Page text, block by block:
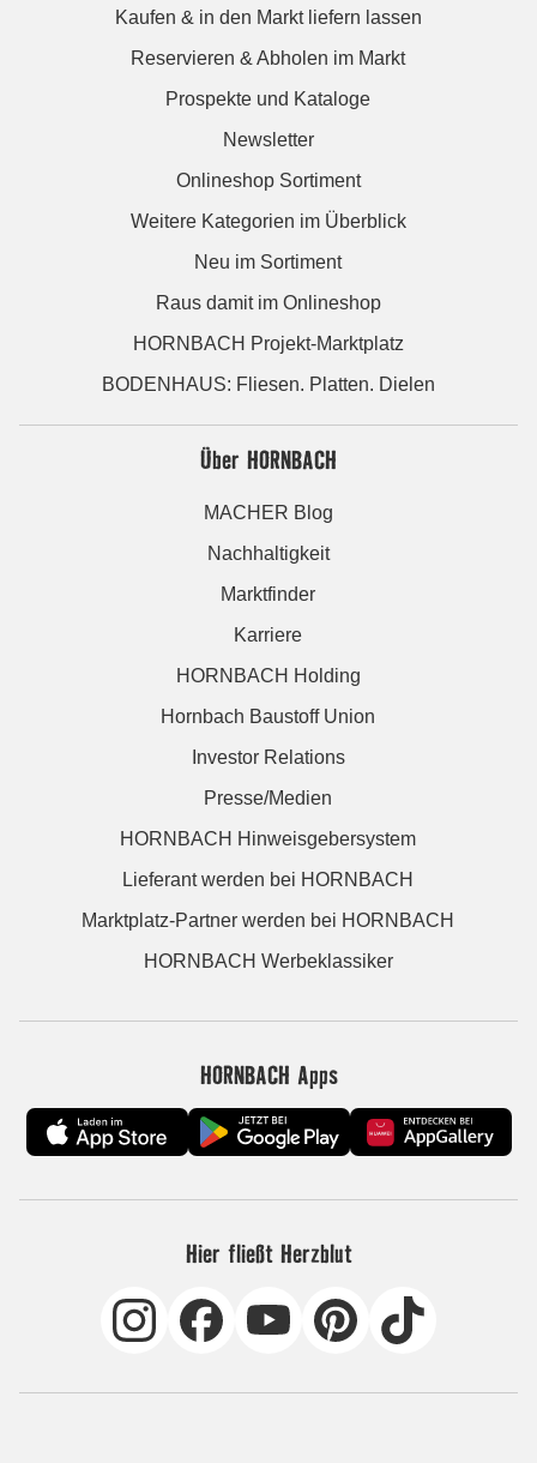
Kaufen & in den Markt liefern lassen
Reservieren & Abholen im Markt
Prospekte und Kataloge
Newsletter
Onlineshop Sortiment
Weitere Kategorien im Überblick
Neu im Sortiment
Raus damit im Onlineshop
HORNBACH Projekt-Marktplatz
BODENHAUS: Fliesen. Platten. Dielen
Über HORNBACH
MACHER Blog
Nachhaltigkeit
Marktfinder
Karriere
HORNBACH Holding
Hornbach Baustoff Union
Investor Relations
Presse/Medien
HORNBACH Hinweisgebersystem
Lieferant werden bei HORNBACH
Marktplatz-Partner werden bei HORNBACH
HORNBACH Werbeklassiker
HORNBACH Apps
Hier fließt Herzblut